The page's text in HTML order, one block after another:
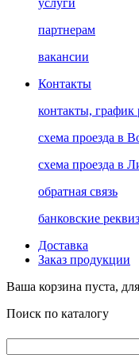
услуги
партнерам
вакансии
Контакты
контакты, график
схема проезда в
схема проезда в
обратная связь
банковские
Доставка
Заказ продукции
Ваша корзина пуста,
Поиск по каталогу